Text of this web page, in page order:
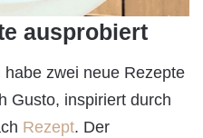
ausprobiert
zwei neue Rezepte
Gusto, inspiriert durch
Rezept. Der